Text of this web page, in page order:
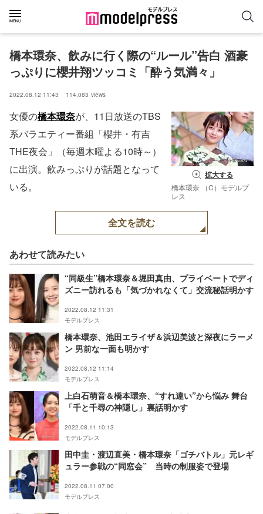
橋本環奈、飲みに行く際の“ルール”告白 酒豪
っぷりに櫻井翔ツッコミ「酔う気満々」
2022.08.12 11:43 114,083 views
拡大する
橋本環奈 （C）モデルプ
レス
女優の橋本環奈が、11日放送のTBS
系バラエティー番組「櫻井・有吉
THE夜会」（毎週木曜よる10時～）
に出演。飲みっぷりが話題となって
いる。
全文を読む
あわせて読みたい
“同級生”橋本環奈＆堀田真由、プライベートでディ
ズニー訪れるも「気づかれなくて」交流秘話明かす
2022.08.12 11:31
モデルプレス
橋本環奈、池田エライザ＆浜辺美波と深夜にラーメ
ン 男前な一面も明かす
2022.08.12 11:14
モデルプレス
上白石萌音＆橋本環奈、“すれ違い”から悩み 舞台
「千と千尋の神隠し」裏話明かす
2022.08.11 10:13
モデルプレス
田中圭・渡辺直美・橋本環奈「ゴチバトル」元レギ
ュラー参戦の“同窓会” 当時の制服姿で登場
2022.08.11 07:00
モデルプレス